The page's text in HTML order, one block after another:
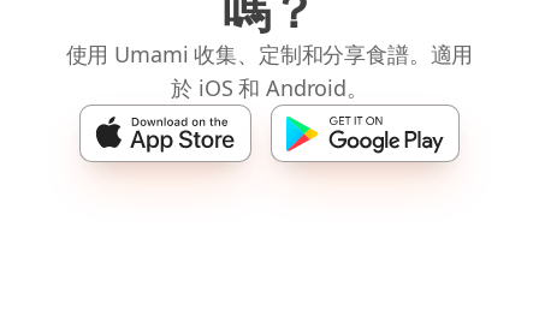
使用 Umami 收集、定制和分享食譜。適用
於 iOS 和 Android。